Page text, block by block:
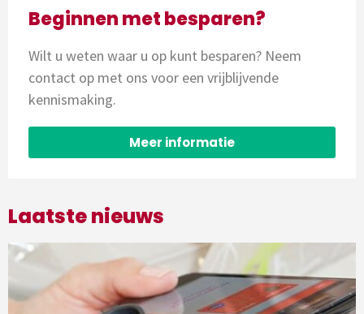
Beginnen met besparen?
Wilt u weten waar u op kunt besparen? Neem
contact op met ons voor een vrijblijvende
kennismaking.
Meer informatie
Laatste nieuws